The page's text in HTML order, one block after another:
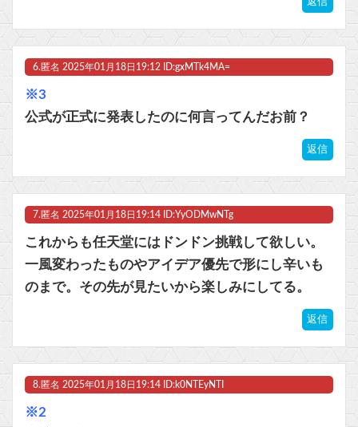
6. 匿名 2025年01月18日19:12 ID:gxMTk4MA=
※3
公式が正式に発表したのに何言ってんだお前？
返信
7. 匿名 2025年01月18日19:14 ID:YyODMwNTg
これからも任天堂にはドンドン挑戦して欲しい。
一風変わったものやアイデア優先で形にし辛いも
のまで。その先が見たいから楽しみにしてる。
返信
8. 匿名 2025年01月18日19:14 ID:k0NTEyNTI
※2